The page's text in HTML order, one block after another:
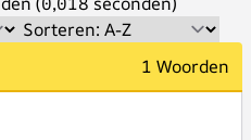
1 Woorden